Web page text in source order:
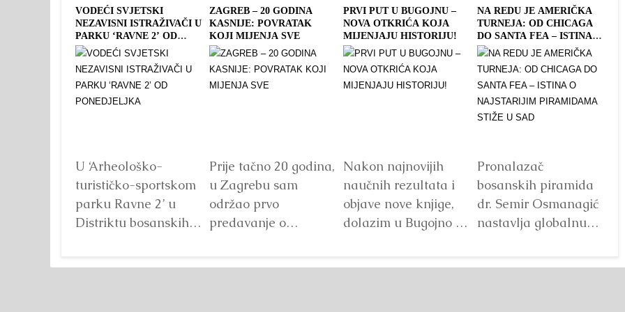
VODEĆI SVJETSKI
NEZAVISNI ISTRAŽIVAČI U
PARKU ‘RAVNE 2’ OD
PONEDJELJKA
U ‘Arheološko-
turističko-sportskom
parku Ravne 2’ u
Distriktu bosanskih
ZAGREB – 20 GODINA
KASNIJE: POVRATAK
KOJI MIJENJA SVE
Prije tačno 20 godina,
u Zagrebu sam
održao prvo
predavanje o
PRVI PUT U BUGOJNU –
NOVA OTKRIĆA KOJA
MIJENJAJU HISTORIJU!
Nakon najnovijih
naučnih rezultata i
objave nove knjige,
dolazim u Bugojno sa
NA REDU JE AMERIČKA
TURNEJA: OD CHICAGA
DO SANTA FEA – ISTINA O
NAJSTARIJIM
SAD
Pronalazač
bosanskih piramida
dr. Semir Osmanagić
nastavlja globalnu